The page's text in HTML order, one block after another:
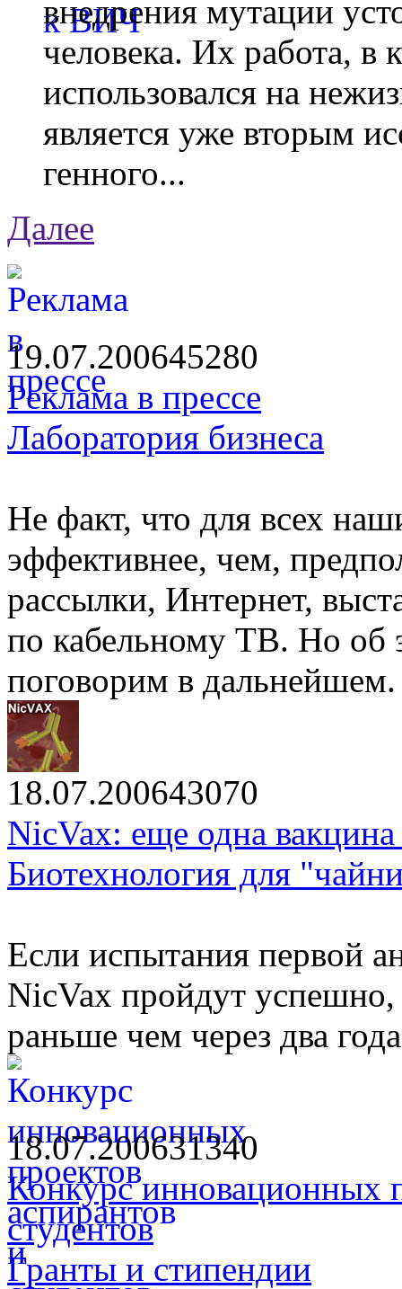
внедрения мутации
человека. Их работа, в
использовался на
является уже вторым
генного...
Далее
19.07.200645280
Реклама в прессе
Лаборатория бизнеса
Не факт, что для всех
эффективнее, чем,
рассылки, Интернет,
по кабельному ТВ. Но об
поговорим в дальнейшем.
18.07.200643070
NicVax: еще одна
Биотехнология для
Если испытания первой
NicVax пройдут успешно,
раньше чем через два
18.07.200631340
Конкурс инновационных
студентов
Гранты и стипендии